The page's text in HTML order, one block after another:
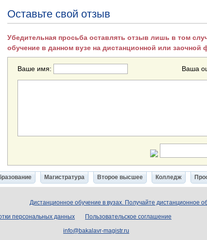
Оставьте свой отзыв
Убедительная просьба оставлять отзыв лишь в том
обучение в данном вузе на дистанционной или заочной
Ваше имя: Ваша
Магистратура Второе высшее Колледж
Дистанционное обучение в вузах. Получайте дистанционное
персональных данных Пользовательское соглашение
info@bakalavr-magistr.ru